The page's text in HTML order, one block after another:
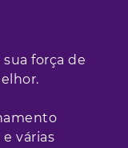
força de
várias